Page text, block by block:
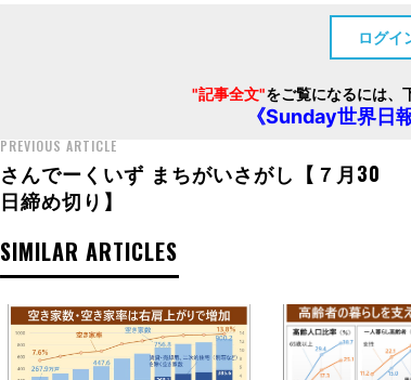
ログイ
"記事全文"をご覧になるには、
《Sunday世界日
PREVIOUS ARTICLE
さんでーくいず まちがいさがし【７月30
日締め切り】
SIMILAR ARTICLES